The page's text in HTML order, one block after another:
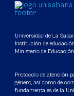
Universidad de La
Institución de
Ministerio de
Protocolo de atención
género, así como de
fundamentales de la